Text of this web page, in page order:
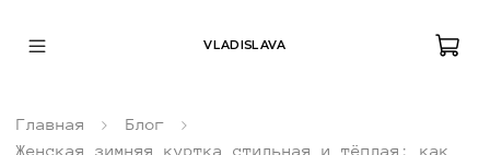
VLADISLAVA
Главная
Блог
Женская зимняя куртка стильная и тёплая: как